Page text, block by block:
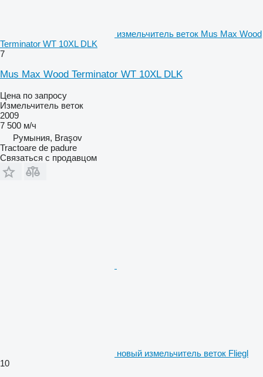
измельчитель веток Mus Max Wood
Terminator WT 10XL DLK
7
Mus Max Wood Terminator WT 10XL DLK
Цена по запросу
Измельчитель веток
2009
7 500 м/ч
Румыния, Braşov
Tractoare de padure
Связаться с продавцом
новый измельчитель веток Fliegl
10